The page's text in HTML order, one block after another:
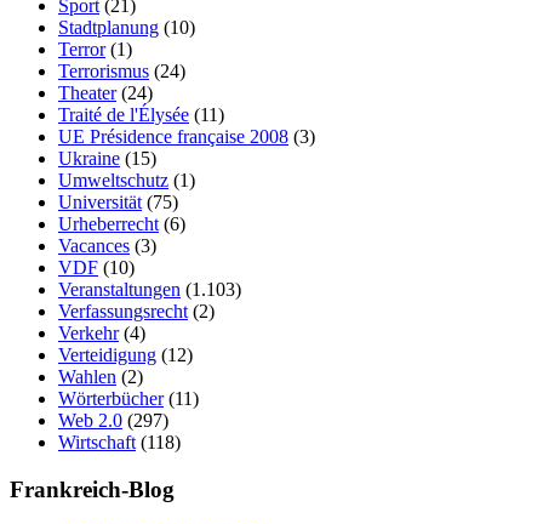
Sport(21)
Stadtplanung (10)
Terror(1)
Terrorismus (24)
Theater(24)
Traité de l'Élysée (11)
UE Présidence française 2008 (3)
Ukraine (15)
Umweltschutz (1)
Universität(75)
Urheberrecht(6)
Vacances (3)
VDF (10)
Veranstaltungen (1.103)
Verfassungsrecht(2)
Verkehr(4)
Verteidigung (12)
Wahlen (2)
Wörterbücher(11)
Web 2.0 (297)
Wirtschaft(118)
Frankreich-Blog